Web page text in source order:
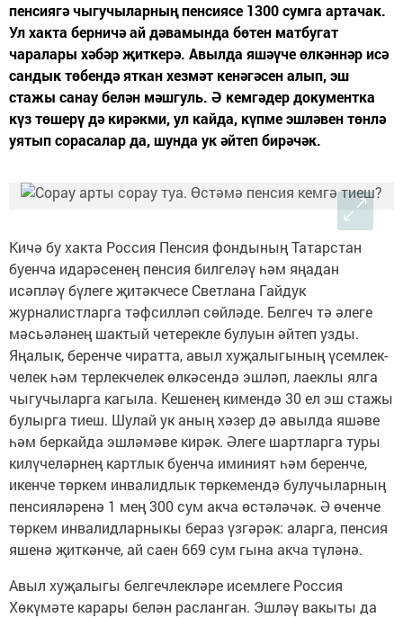
пенсиягә чыгучыларның пенсиясе 1300 сумга артачак.
Ул хакта берничә ай дәвамында бөтен матбугат
чаралары хәбәр җиткерә. Авылда яшәүче өлкәннәр исә
сандык төбендә яткан хезмәт кенәгәсен алып, эш
стажы санау белән мәшгуль. Ә кемгәдер документка
күз төшерү дә кирәкми, ул кайда, күпме эшләвен төнлә
уятып сорасалар да, шунда ук әйтеп бирәчәк.
Кичә бу хакта Россия Пенсия фондының Татарстан
буенча идарәсенең пенсия билгеләү һәм яңа­дан
исәпләү бүлеге җитәк­чесе Светлана Гайдук
журналистларга тәфсилләп сөй­ләде. Белгеч тә әлеге
мәсьәләнең шактый четерекле булуын әйтеп узды.
Яңалык, беренче чиратта, авыл хуҗалыгының үсем­лек­
челек һәм терлекчелек өлкәсендә эшләп, лаеклы ялга
чыгучыларга кагыла. Кешенең кимендә 30 ел эш стажы
булырга тиеш. Шулай ук аның хәзер дә авылда яшәве
һәм беркайда эш­ләмәве кирәк. Әлеге шартларга туры
килүчеләрнең картлык буенча иминият һәм беренче,
икенче төр­кем инвалидлык төрке­мен­дә булу­чы­ларның
пен­сия­ләренә 1 мең 300 сум акча өстәләчәк. Ә өченче
төркем инвалид­лар­ныкы бераз үз­гәрәк: аларга, пенсия
яшенә җит­кәнче, ай саен 669 сум гына акча түләнә.
Авыл хуҗалыгы белгеч­лек­ләре исемлеге Россия
Хөкүмәте карары белән рас­ланган. Эшләү вакыты да